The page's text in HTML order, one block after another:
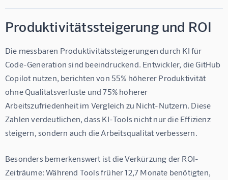
Produktivitätssteigerung und ROI
Die messbaren Produktivitätssteigerungen durch KI für
Code-Generation sind beeindruckend. Entwickler, die GitHub
Copilot nutzen, berichten von 55% höherer Produktivität
ohne Qualitätsverluste und 75% höherer
Arbeitszufriedenheit im Vergleich zu Nicht-Nutzern. Diese
Zahlen verdeutlichen, dass KI-Tools nicht nur die Effizienz
steigern, sondern auch die Arbeitsqualität verbessern.
Besonders bemerkenswert ist die Verkürzung der ROI-
Zeiträume: Während Tools früher 12,7 Monate benötigten,